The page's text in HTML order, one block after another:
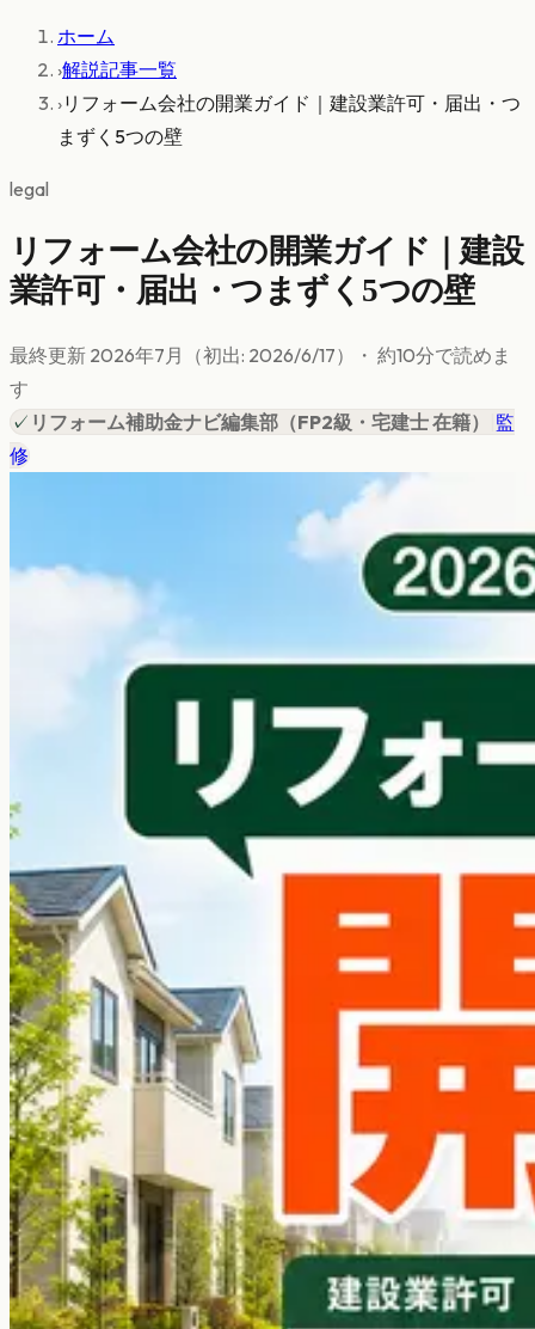
ホーム
›解説記事一覧
›リフォーム会社の開業ガイド｜建設業許可・届出・つ
まずく5つの壁
legal
リフォーム会社の開業ガイド｜建設
業許可・届出・つまずく5つの壁
最終更新 2026年7月 （初出: 2026/6/17） ・ 約10分で読めま
す
✓ リフォーム補助金ナビ編集部 （FP2級・宅建士 在籍）
監
修